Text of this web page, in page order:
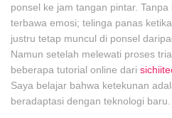
ponsel ke jam tangan pintar.
terbawa emosi; telinga panas
justru tetap muncul di ponsel
Namun setelah melewati proses
beberapa tutorial online dari
Saya belajar bahwa ketekunan
beradaptasi dengan teknologi baru.